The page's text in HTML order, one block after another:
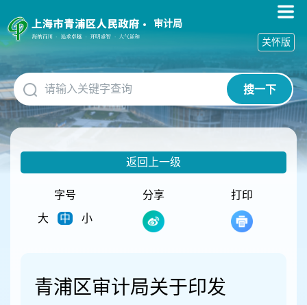
障
碍
作
说
明
跳
到
网
审计局
搜一下
关怀版
返回上一级
字号
大
中 小
分享 打印
青浦区审计局关于印发